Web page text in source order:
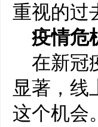
重视的过
疫情危
在新冠
显著，线
这个机会